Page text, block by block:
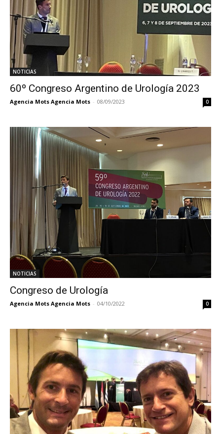
NOTICIAS
60º Congreso Argentino de Urología 2023
Agencia Mots Agencia Mots - 08/09/2023 0
NOTICIAS
Congreso de Urología
Agencia Mots Agencia Mots - 04/10/2022 0